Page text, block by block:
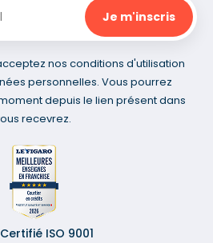
nos conditions d'utilisation
personnelles. Vous pourrez
depuis le lien présent dans
recevrez.
Certifié ISO 9001